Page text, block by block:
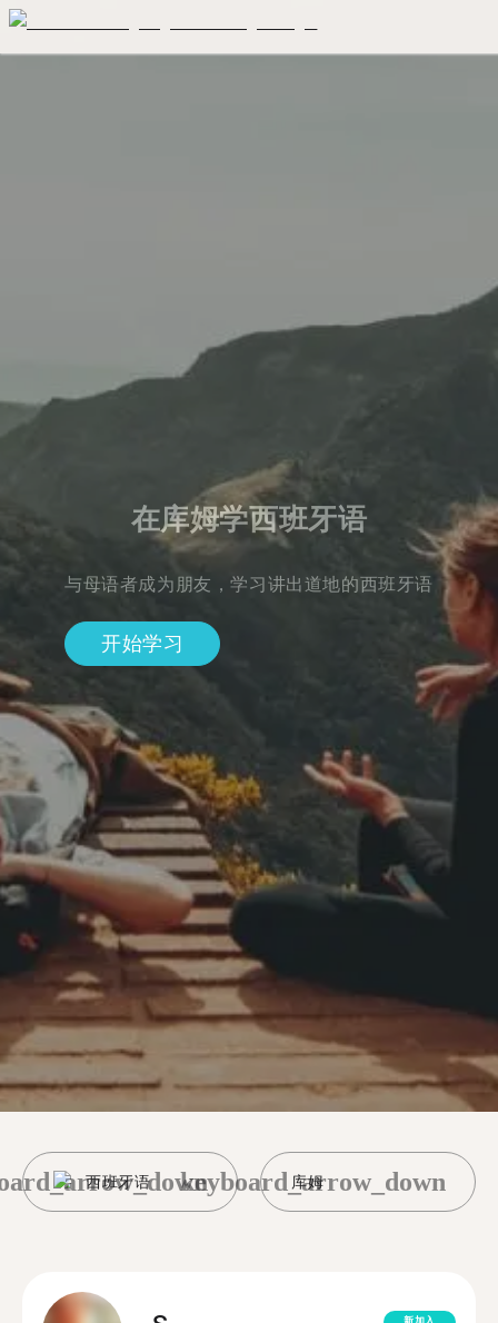
在库姆学西班牙语
与母语者成为朋友，学习讲出道地的西班牙语
开始学习
西班牙语 库姆
keyboard_arrow_down